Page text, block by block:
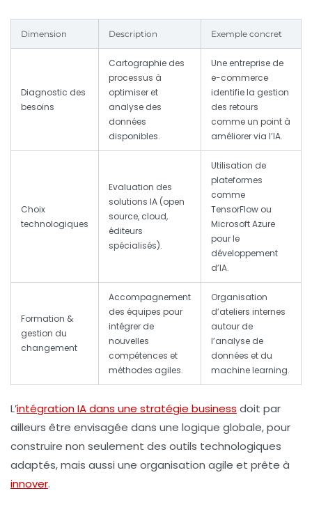
Dimension Description Exemple concret
Diagnostic des
besoins
Cartographie des
processus à
optimiser et
analyse des
données
disponibles.
Une entreprise de
e-commerce
identifie la gestion
des retours
comme un point à
améliorer via l’IA.
Choix
technologiques
Evaluation des
solutions IA (open
source, cloud,
éditeurs
spécialisés).
Utilisation de
plateformes
comme
TensorFlow ou
Microsoft Azure
pour le
développement
d’IA.
Formation &
gestion du
changement
Accompagnement
des équipes pour
intégrer de
nouvelles
compétences et
méthodes agiles.
Organisation
d’ateliers internes
autour de
l’analyse de
données et du
machine learning.
L’intégration IA dans une stratégie business doit par
ailleurs être envisagée dans une logique globale, pour
construire non seulement des outils technologiques
adaptés, mais aussi une organisation agile et prête à
innover.